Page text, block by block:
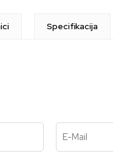
Specifikacija
E-Mail